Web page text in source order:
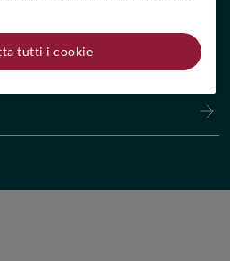
per non perderti le promozioni
esclusivi!
tutti i cookie